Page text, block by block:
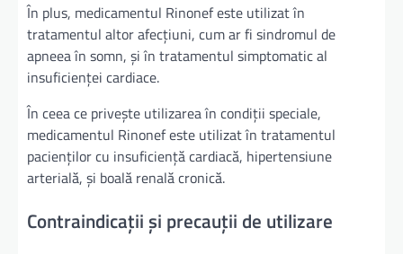
În plus, medicamentul Rinonef este utilizat în
tratamentul altor afecțiuni, cum ar fi sindromul de
apneea în somn, și în tratamentul simptomatic al
insuficienței cardiace.
În ceea ce privește utilizarea în condiții speciale,
medicamentul Rinonef este utilizat în tratamentul
pacienților cu insuficiență cardiacă, hipertensiune
arterială, și boală renală cronică.
Contraindicații și precauții de utilizare